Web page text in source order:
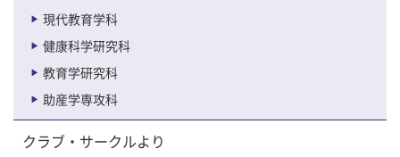
現代教育学科
健康科学研究科
教育学研究科
助産学専攻科
クラブ・サークルより